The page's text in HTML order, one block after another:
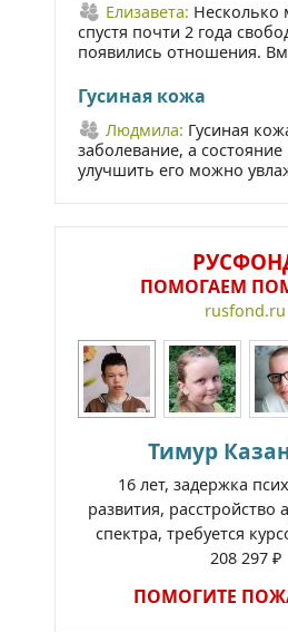
Елизавета: Несколько
спустя почти 2 года
появились отношения.
Гусиная кожа
Людмила: Гусиная
заболевание, а
улучшить его можно
ПОМОГАЕМ
rusfond.ru
Тимур
16 лет, задержка
развития, расстройство
спектра, требуется
208 297 ₽
ПОМОГИТЕ